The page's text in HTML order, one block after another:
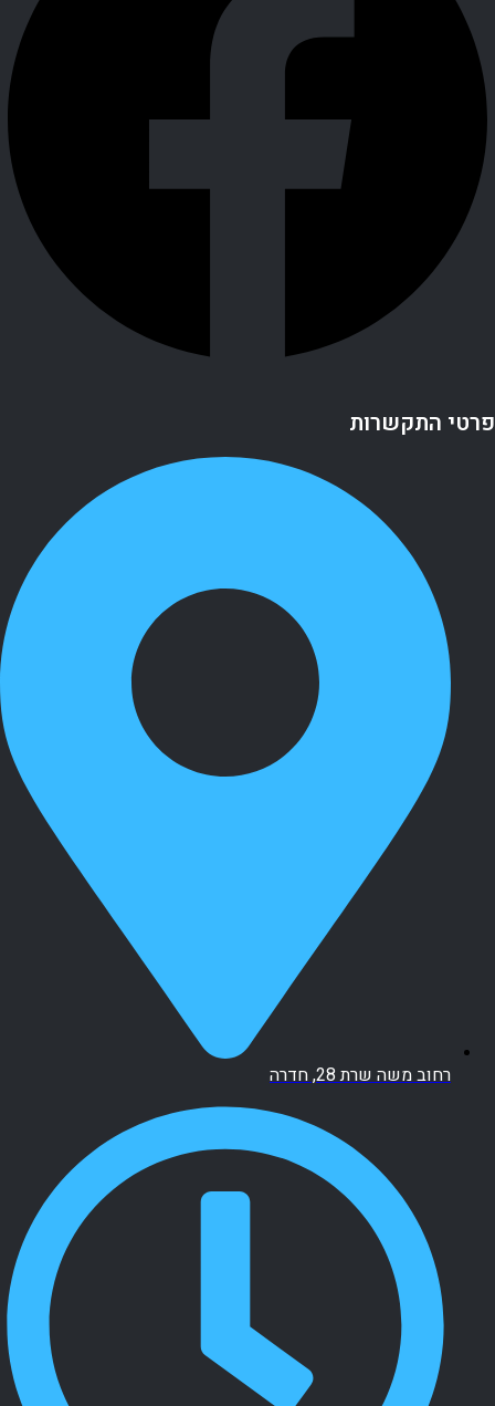
פרטי התקשרות
רחוב משה שרת 28, חדרה